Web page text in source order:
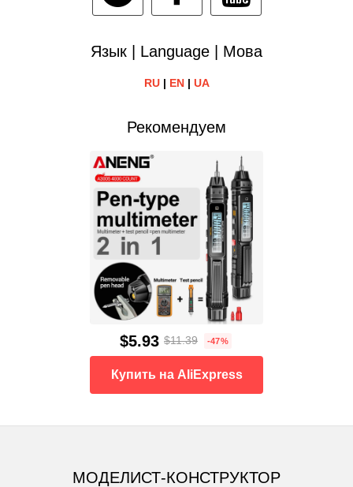
Язык | Language | Мова
RU| EN| UA
Рекомендуем
$5.93 $11.39 -47%
Купить на AliExpress
МОДЕЛИСТ-КОНСТРУКТОР